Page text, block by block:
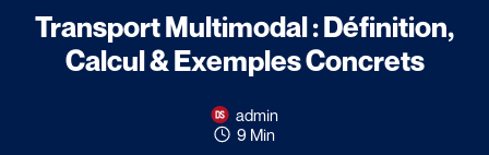
Transport Multimodal : Définition,
Calcul & Exemples Concrets
admin
9 Min